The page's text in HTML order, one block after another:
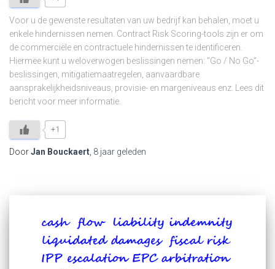
Voor u de gewenste resultaten van uw bedrijf kan behalen, moet u
enkele hindernissen nemen. Contract Risk Scoring-tools zijn er om
de commerciële en contractuele hindernissen te identificeren.
Hiermee kunt u weloverwogen beslissingen nemen: “Go / No Go”-
beslissingen, mitigatiemaatregelen, aanvaardbare
aansprakelijkheidsniveaus, provisie- en margeniveaus enz. Lees dit
bericht voor meer informatie.
+1
DoorJan Bouckaert 8 jaar geleden